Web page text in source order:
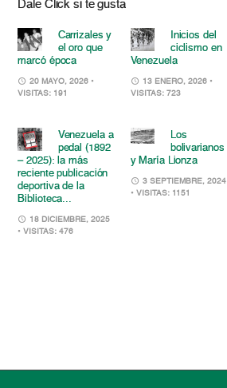
Dale Click si te gusta
Carrizales y
el oro que
marcó época
20 MAYO, 2026 •
VISITAS: 191
Inicios del
ciclismo en
Venezuela
13 ENERO, 2026 •
VISITAS: 723
Venezuela a
pedal (1892
– 2025): la más
reciente publicación
deportiva de la
Biblioteca...
18 DICIEMBRE, 2025
• VISITAS: 476
Los
bolivarianos
y María Lionza
3 SEPTIEMBRE, 2024
• VISITAS: 1151